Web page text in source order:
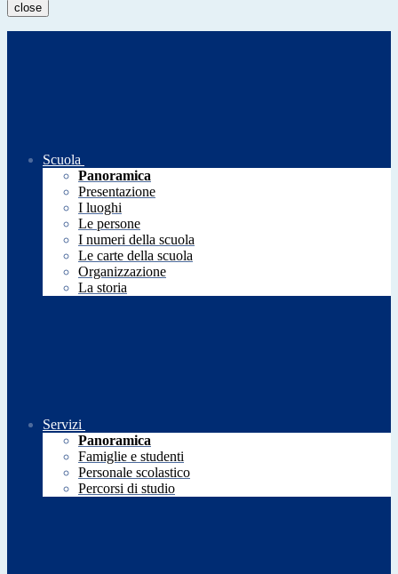
close
Scuola
Panoramica
Presentazione
I luoghi
Le persone
I numeri della scuola
Le carte della scuola
Organizzazione
La storia
Servizi
Panoramica
Famiglie e studenti
Personale scolastico
Percorsi di studio